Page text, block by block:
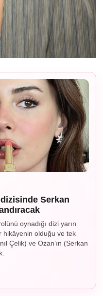
Serkan
oynadığı dizi yarın
hikâyenin olduğu ve tek
Çelik) ve Ozan’ın (Serkan